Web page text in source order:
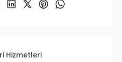
Hizmetleri